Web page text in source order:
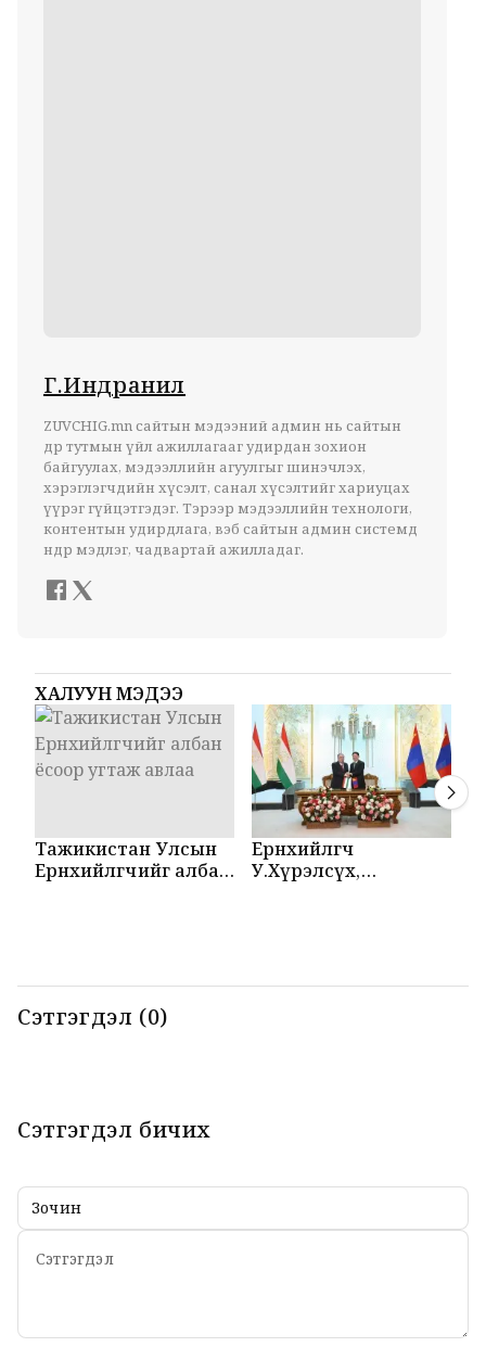
Г.Индранил
ZUVCHIG.mn сайтын мэдээний админ нь сайтын
өдөр тутмын үйл ажиллагааг удирдан зохион
байгуулах, мэдээллийн агуулгыг шинэчлэх,
хэрэглэгчдийн хүсэлт, санал хүсэлтийг хариуцах
үүрэг гүйцэтгэдэг. Тэрээр мэдээллийн технологи,
контентын удирдлага, вэб сайтын админ системд
өндөр мэдлэг, чадвартай ажилладаг.
ХАЛУУН МЭДЭЭ
Тажикистан Улсын
Ерөнхийлөгчийг албан
Ерөнхийлөгч
У.Хүрэлсүх,
Сэтгэгдэл (0)
Сэтгэгдэл бичих